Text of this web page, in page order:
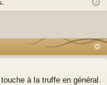
à la truffe en général.